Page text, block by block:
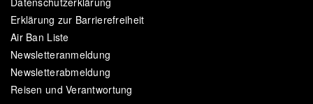
Erklärung zur Barrierefreiheit
Air Ban Liste
Newsletteranmeldung
Newsletterabmeldung
Reisen und Verantwortung